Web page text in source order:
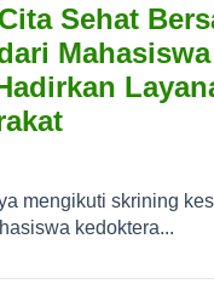
Sehat
mengikuti skrining
kedoktera...